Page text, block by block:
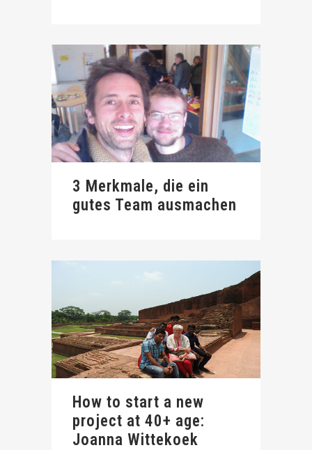
3 Merkmale, die ein
gutes Team ausmachen
How to start a new
project at 40+ age:
Joanna Wittekoek